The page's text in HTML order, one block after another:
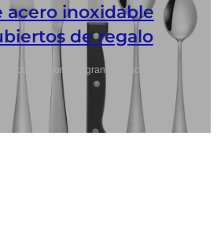
acero inoxidable,
de regalo
y cubiertos a granel de acero